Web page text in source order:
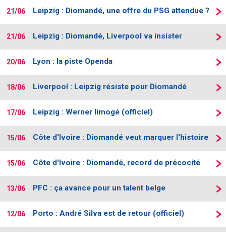
21/06 Leipzig : Diomandé, une offre du PSG attendue ?
21/06 Leipzig : Diomandé, Liverpool va insister
20/06 Lyon : la piste Openda
18/06 Liverpool : Leipzig résiste pour Diomandé
17/06 Leipzig : Werner limogé (officiel)
15/06 Côte d'Ivoire : Diomandé veut marquer l'histoire
15/06 Côte d'Ivoire : Diomandé, record de précocité
13/06 PFC : ça avance pour un talent belge
12/06 Porto : André Silva est de retour (officiel)